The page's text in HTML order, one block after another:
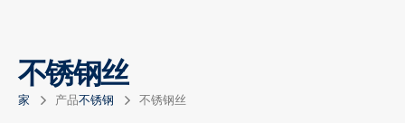
不锈钢丝
家 产品不锈钢 不锈钢丝